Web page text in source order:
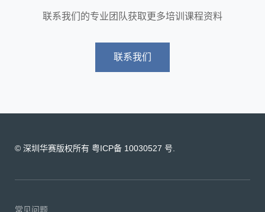
联系我们的专业团队获取更多培训课程资料
联系我们
© 深圳华赛版权所有 粤ICP备 10030527 号.
常见问题